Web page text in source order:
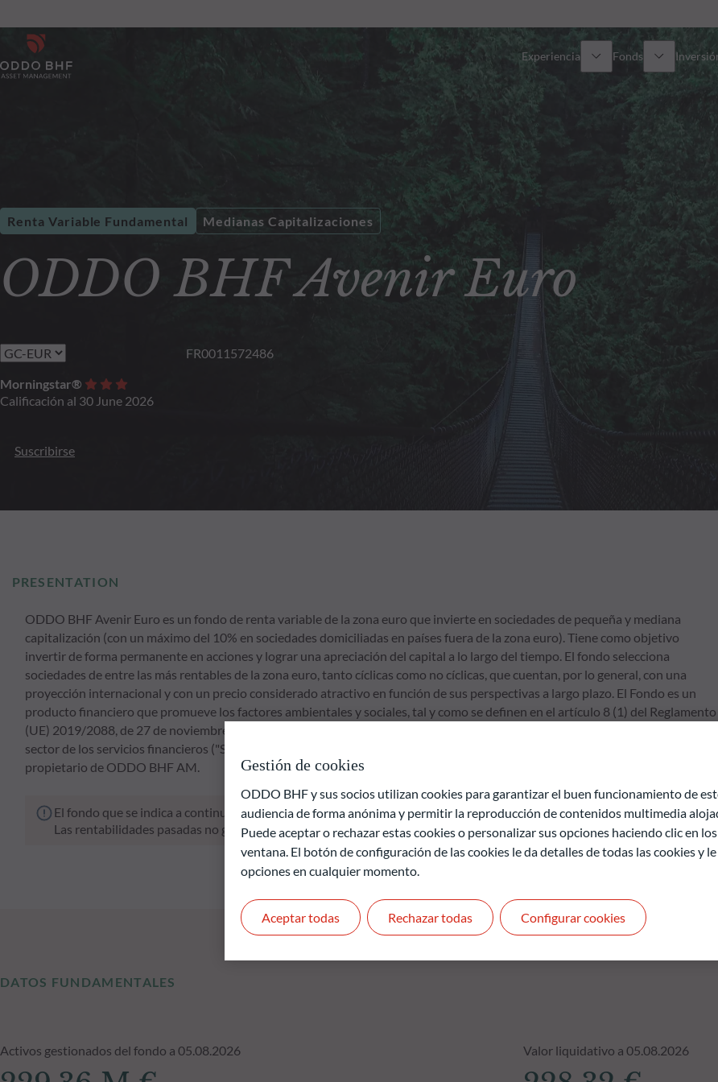
Experiencia
Resumen general
Renta Fija
Activos privados
Fonds
Todos los fondos
Selección de fondos
Fondos White Label
ODDO BHF Avenir Euro
Renta Variable Fundamental Medianas Capitalizaciones
FR0011572486
Morningstar®
Calificación al 30 June 2026
Suscribirse
PRESENTATION
ODDO BHF Avenir Euro es un fondo de renta variable de la zona euro que invierte en sociedades de pequeña y mediana
capitalización (con un máximo del 10% en sociedades domiciliadas en países fuera de la zona euro). Tiene como objetivo
invertir de forma permanente en acciones y lograr una apreciación del capital a lo largo del tiempo. El fondo selecciona
sociedades de entre las más rentables de la zona euro, tanto cíclicas como no cíclicas, que cuentan, por lo general, con una
proyección internacional y con un precio considerado atractivo en función de sus perspectivas a largo plazo. El Fondo es un
producto financiero que promueve los factores ambientales y sociales, tal y como se definen en el artículo 8 (1) del Reglamento
(UE) 2019/2088, de 27 de noviembre de 2019, sobre la divulgación de información relacionada con la sostenibilidad en el
sector de los servicios financieros ("SFDR"). El enfoque ESG (ambiental y/o social y/o de gobernanza) se basa en el modelo
propietario de ODDO BHF AM.
El fondo que se indica a continuación conlleva un riesgo de pérdida de capital.
Las rentabilidades pasadas no garantizan resultados futuros y no son constantes en el tiempo
DATOS FUNDAMENTALES
Activos gestionados del fondo a 05.08.2026 Valor liquidativo a 05.08.2026
Gestión de cookies
ODDO BHF y sus socios utilizan cookies para garantizar el buen funcionamiento de
audiencia de forma anónima y permitir la reproducción de contenidos multimedia
Puede aceptar o rechazar estas cookies o personalizar sus opciones haciendo clic en
ventana. El botón de configuración de las cookies le da detalles de todas las cookies y
opciones en cualquier momento.
Rechazar todas
Aceptar todas Configurar cookies